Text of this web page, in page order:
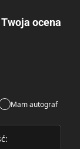
Twoja ocena
Mam autograf